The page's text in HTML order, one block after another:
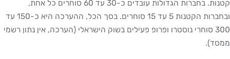
קטנות. בחברות הגדולות עובדים כ-30 עד 60 סוחרים כל אחת,
ובחברות הקטנות 5 עד 15 סוחרים. בסך הכל, ההערכה היא כ-150 עד
סוחרי נוסטרו ופרופ פעילים בשוק הישראלי (הערכה, אין נתון רשמי